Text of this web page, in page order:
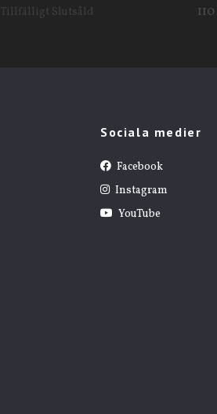
Tillfälligt Slutsåld
Sociala medier
Facebook
Instagram
YouTube